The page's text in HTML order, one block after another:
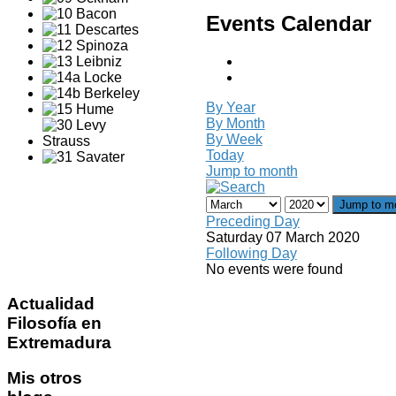
Events Calendar
By Year
By Month
By Week
Today
Jump to month
Jump to
Preceding Day
Saturday 07 March 2020
Following Day
No events were found
Actualidad
Filosofía en
Extremadura
Mis otros